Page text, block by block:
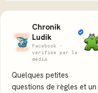
Chronik
Ludik
Facebook ·
vérifiée par le
média
Quelques petites
questions de règles et un